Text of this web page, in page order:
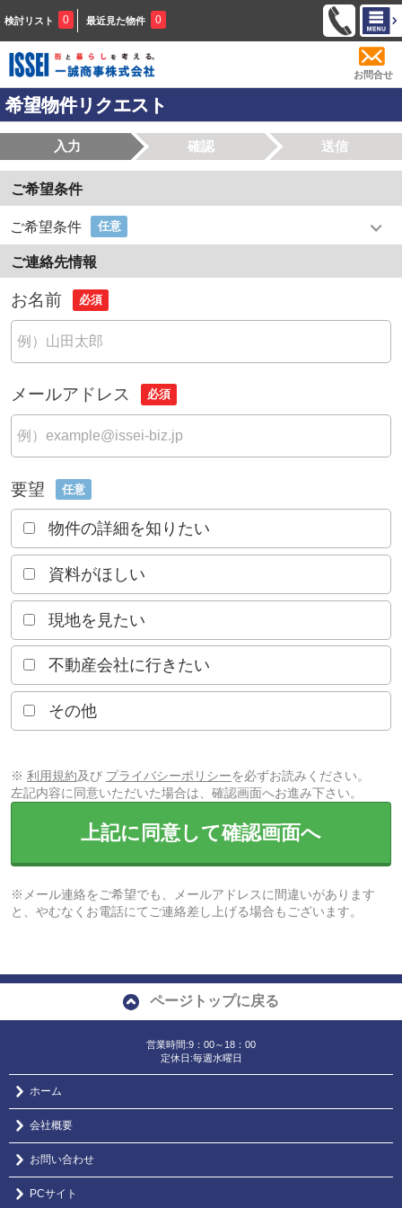
検討リスト 0 最近見た物件 0
お問合せ
希望物件リクエスト
入力 確認 送信
ご希望条件
ご希望条件 任意
ご連絡先情報
お名前 必須
メールアドレス 必須
要望 任意
物件の詳細を知りたい
資料がほしい
現地を見たい
不動産会社に行きたい
その他
※ 利用規約及び プライバシーポリシーを必ずお読みください。
左記内容に同意いただいた場合は、確認画面へお進み下さい。
上記に同意して確認画面へ
※メール連絡をご希望でも、メールアドレスに間違いがあります
と、やむなくお電話にてご連絡差し上げる場合もございます。
ページトップに戻る
営業時間:9：00～18：00
定休日:毎週水曜日
ホーム
会社概要
お問い合わせ
PCサイト